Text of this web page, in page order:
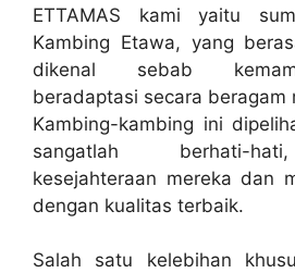
ETTAMAS kami yaitu
Kambing Etawa, yang
dikenal sebab
beradaptasi secara beragam
Kambing-kambing ini
sangatlah berhati-
kesejahteraan mereka dan
dengan kualitas terbaik.
Salah satu kelebihan